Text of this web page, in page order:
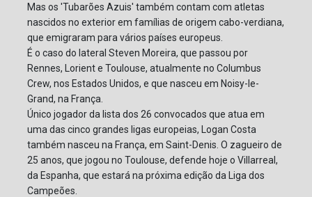
Mas os 'Tubarões Azuis' também contam com atletas
nascidos no exterior em famílias de origem cabo-verdiana,
que emigraram para vários países europeus.
É o caso do lateral Steven Moreira, que passou por
Rennes, Lorient e Toulouse, atualmente no Columbus
Crew, nos Estados Unidos, e que nasceu em Noisy-le-
Grand, na França.
Único jogador da lista dos 26 convocados que atua em
uma das cinco grandes ligas europeias, Logan Costa
também nasceu na França, em Saint-Denis. O zagueiro de
25 anos, que jogou no Toulouse, defende hoje o Villarreal,
da Espanha, que estará na próxima edição da Liga dos
Campeões.